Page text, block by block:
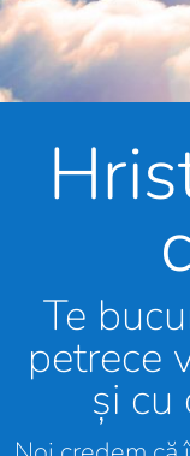
Te
petrece
și cu